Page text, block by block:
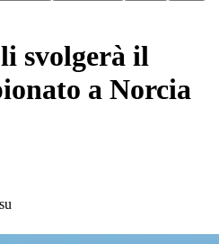
svolgerà il
a Norcia